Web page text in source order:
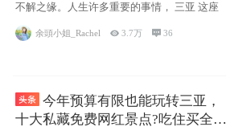
不解之缘。人生许多重要的事情， 三亚 这座
余頭小姐_Rachel  3.7万  36
今年预算有限也能玩转三亚，
十大私藏免费网红景点?吃住买全攻